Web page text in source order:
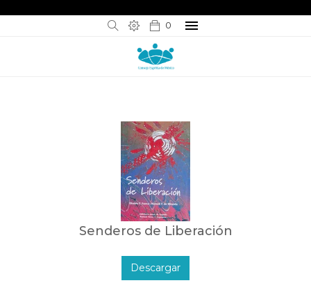
0
Senderos de Liberación
Descargar